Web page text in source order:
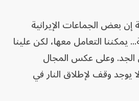
بعض الجماعات الإيرانية
يمكننا التعامل معها، لكن علينا
وعلى عكس المجال
يوجد وقف لإطلاق النار في